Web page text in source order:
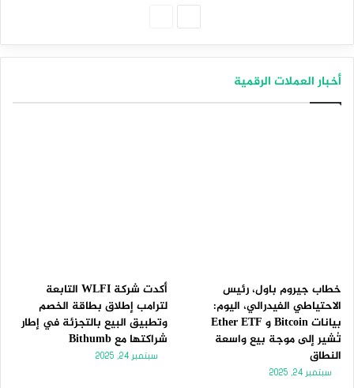
أخبار العملات الرقمية
خطاب جيروم باول، رئيس
الاحتياطي الفيدرالي، اليوم:
بيانات Bitcoin و Ether ETF
تُشير إلى موجة بيع واسعة
النطاق
سبتمبر 24, 2025
أكدت شركة WLFI التابعة
لترامب إطلاق بطاقة الخصم
وتطبيق البيع بالتجزئة في إطار
شراكتها مع Bithumb
سبتمبر 24, 2025